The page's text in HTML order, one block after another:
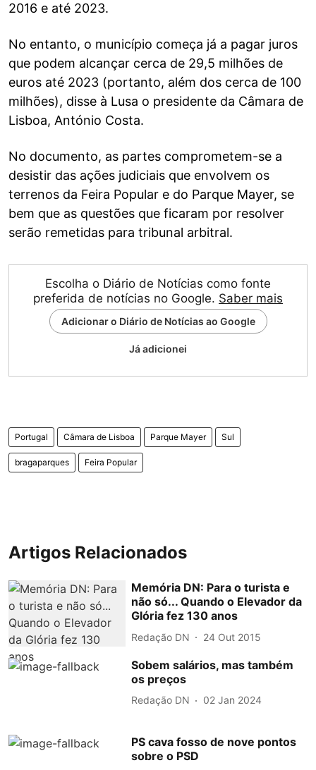
2016 e até 2023.
No entanto, o município começa já a pagar juros
que podem alcançar cerca de 29,5 milhões de
euros até 2023 (portanto, além dos cerca de 100
milhões), disse à Lusa o presidente da Câmara de
Lisboa, António Costa.
No documento, as partes comprometem-se a
desistir das ações judiciais que envolvem os
terrenos da Feira Popular e do Parque Mayer, se
bem que as questões que ficaram por resolver
serão remetidas para tribunal arbitral.
Escolha o Diário de Notícias como fonte
preferida de notícias no Google. Saber mais
Adicionar o Diário de Notícias ao Google
Já adicionei
Portugal Câmara de Lisboa Parque Mayer Sul
bragaparques Feira Popular
Artigos Relacionados
Memória DN: Para o turista e
não só... Quando o Elevador da
Glória fez 130 anos
Redação DN 24 Out 2015
Sobem salários, mas também
os preços
Redação DN 02 Jan 2024
PS cava fosso de nove pontos
sobre o PSD